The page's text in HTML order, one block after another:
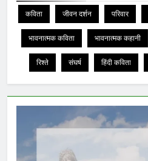
कविता जीवन दर्शन परिवार
भावनात्मक कविता भावनात्मक कहानी
रिश्ते संघर्ष हिंदी कविता